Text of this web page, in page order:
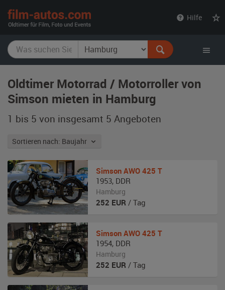
Hilfe
Oldtimer Motorrad / Motorroller von
Simson mieten in Hamburg
1 bis 5 von insgesamt 5 Angeboten
Sortieren nach: Baujahr
Simson AWO 425 T
1953, DDR
Hamburg
252 EUR / Tag
Simson AWO 425 T
1954, DDR
Hamburg
252 EUR / Tag